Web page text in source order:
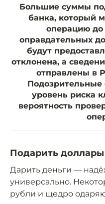
Большие суммы
банка, который
операцию до
оправдательных
будут
отклонена, а
отправлены в
Подозрительные
уровень риска
вероятность
Подарить доллары
Дарить деньги —
универсально.
рубли и щедро